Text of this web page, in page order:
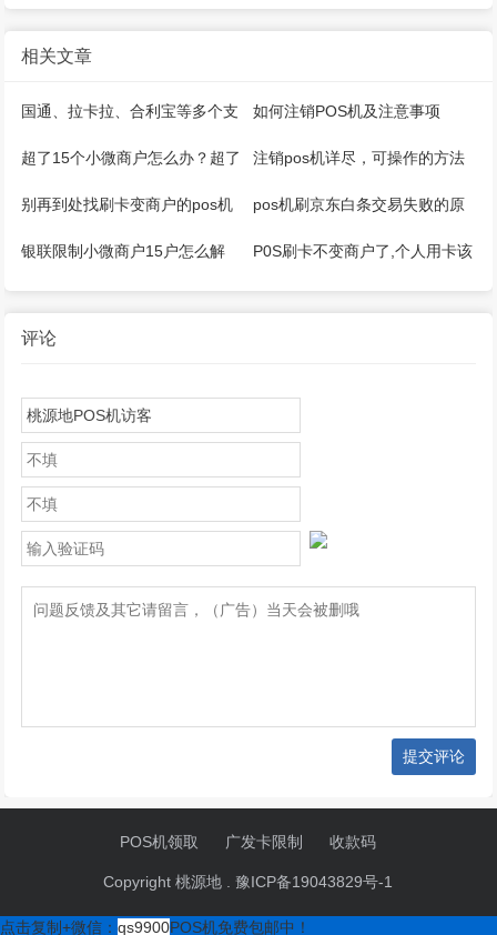
相关文章
国通、拉卡拉、合利宝等多个支
付公司推出微智能pos机
如何注销POS机及注意事项
超了15个小微商户怎么办？超了
5家收单机构怎么办？
注销pos机详尽，可操作的方法
来了
别再到处找刷卡变商户的pos机
器了
pos机刷京东白条交易失败的原
因是什么
银联限制小微商户15户怎么解
P0S刷卡不变商户了,个人用卡该
评论
提交评论
POS机领取 广发卡限制 收款码
Copyright 桃源地 .豫ICP备19043829号-1
点击复制+微信： qs9900POS机免费包邮中！